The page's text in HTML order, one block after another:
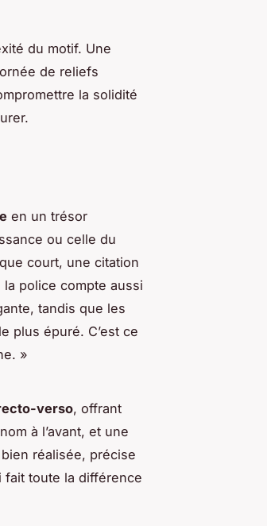
du motif. Une
de reliefs
la solidité
en un trésor
ou celle du
court, une citation
police compte aussi
tandis que les
plus épuré. C’est ce
»
verso, offrant
à l’avant, et une
réalisée, précise
fait toute la différence